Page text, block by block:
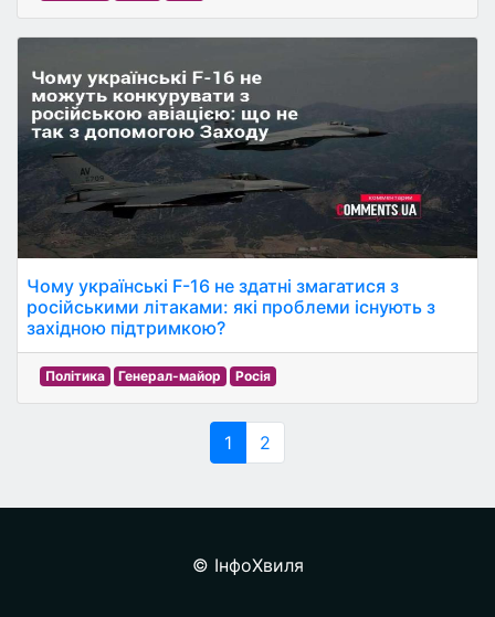
Чому українські F-16 не здатні змагатися з
російськими літаками: які проблеми існують з
західною підтримкою?
Політика Генерал-майор Росія
1 2
© ІнфоХвиля